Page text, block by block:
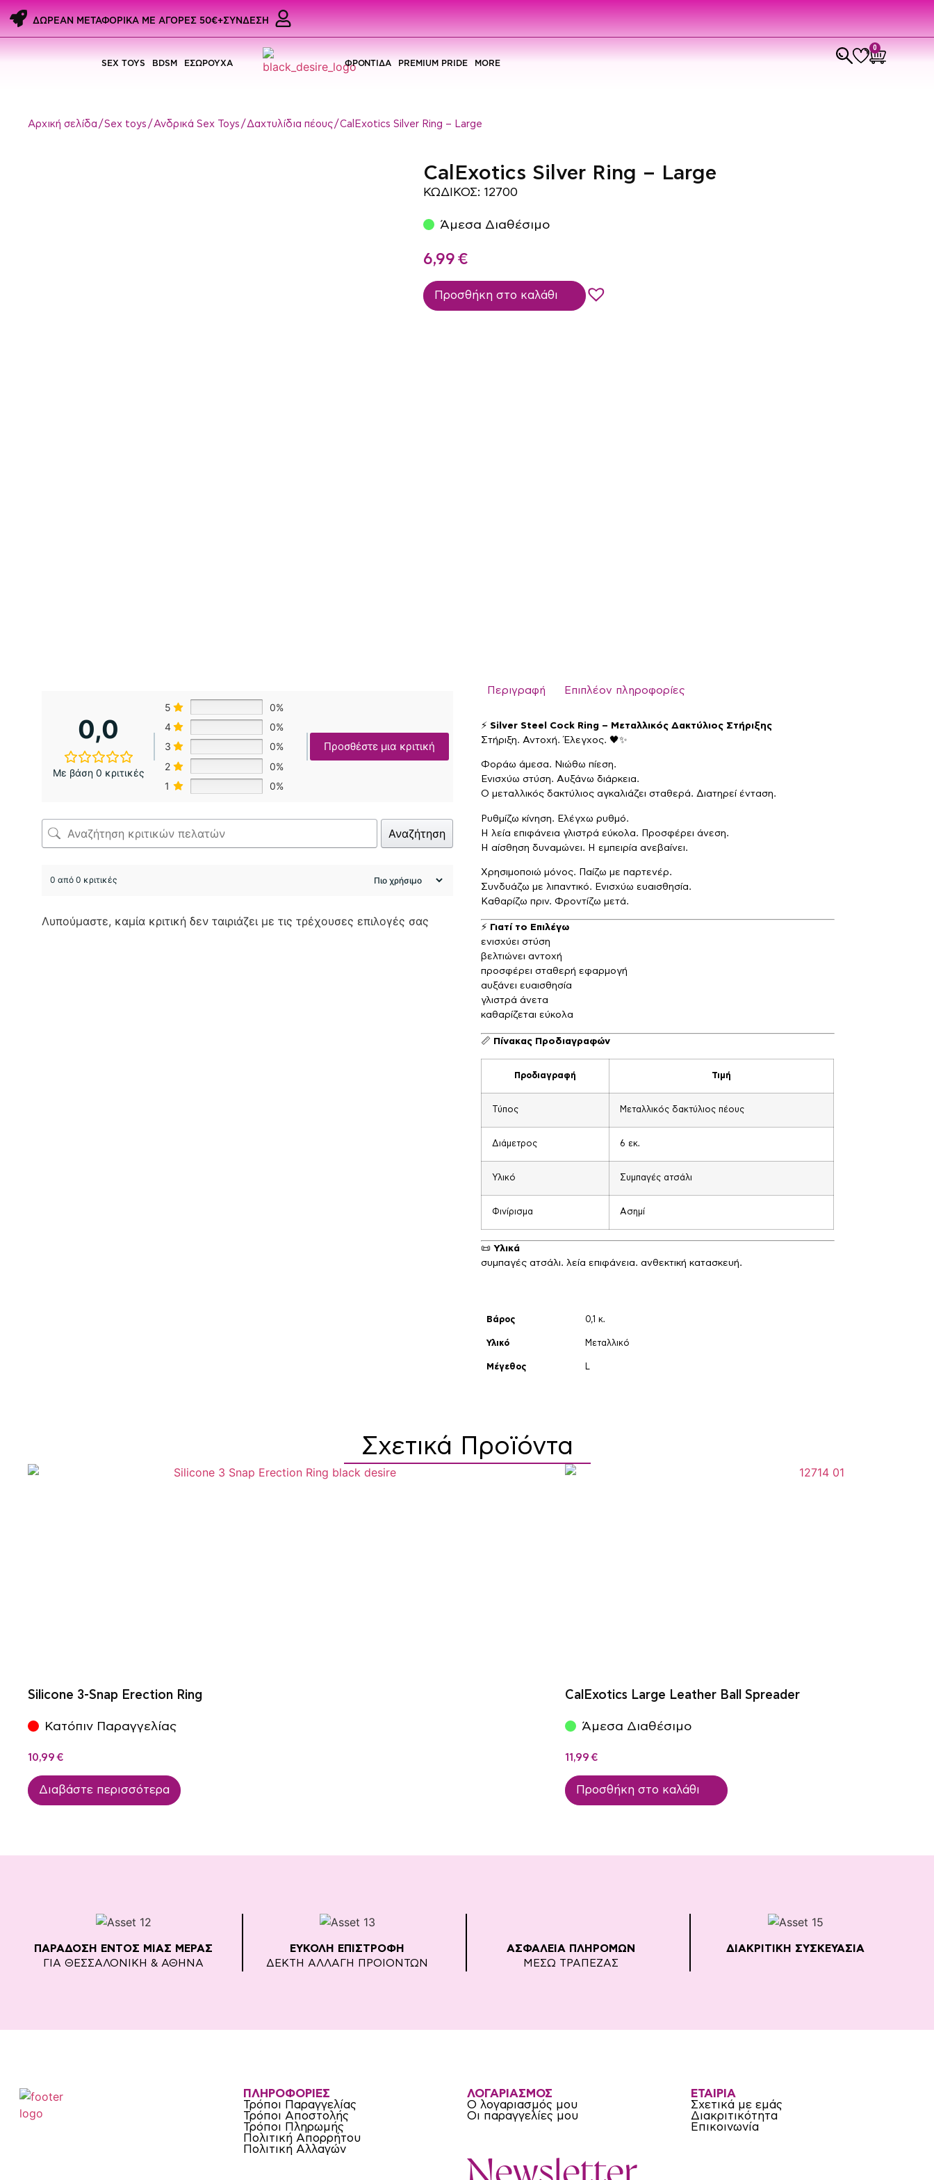
ΔΩΡΕΑΝ ΜΕΤΑΦΟΡΙΚΑ ME ΑΓΟΡΕΣ 50€+ΣΥΝΔΕΣΗ
SEX TOYS BDSM ΕΣΩΡΟΥΧΑ ΦΡΟΝΤΙΔΑ PREMIUM PRIDE MORE
0
Αρχική σελίδα /Sex toys /Ανδρικά Sex Toys /Δαχτυλίδια πέους/ CalExotics Silver Ring – Large
CalExotics Silver Ring – Large
ΚΩΔΙΚΟΣ: 12700
Άμεσα Διαθέσιμο
6,99 €
Προσθήκη στο καλάθι
0,0
Με βάση 0 κριτικές
5
0%
4
0%
3
0%
2
0%
1
0%
Προσθέστε μια κριτική
Αναζήτηση
0 από 0 κριτικές
Λυπούμαστε, καμία κριτική δεν ταιριάζει με τις τρέχουσες επιλογές σας
Περιγραφή Επιπλέον πληροφορίες
⚡ Silver Steel Cock Ring – Μεταλλικός Δακτύλιος Στήριξης
Στήριξη. Αντοχή. Έλεγχος. 🖤✨
Φοράω άμεσα. Νιώθω πίεση.
Ενισχύω στύση. Αυξάνω διάρκεια.
Ο μεταλλικός δακτύλιος αγκαλιάζει σταθερά. Διατηρεί ένταση.
Ρυθμίζω κίνηση. Ελέγχω ρυθμό.
Η λεία επιφάνεια γλιστρά εύκολα. Προσφέρει άνεση.
Η αίσθηση δυναμώνει. Η εμπειρία ανεβαίνει.
Χρησιμοποιώ μόνος. Παίζω με παρτενέρ.
Συνδυάζω με λιπαντικό. Ενισχύω ευαισθησία.
Καθαρίζω πριν. Φροντίζω μετά.
⚡ Γιατί το Επιλέγω
ενισχύει στύση
βελτιώνει αντοχή
προσφέρει σταθερή εφαρμογή
αυξάνει ευαισθησία
γλιστρά άνετα
καθαρίζεται εύκολα
📏 Πίνακας Προδιαγραφών
Προδιαγραφή Τιμή
Τύπος Μεταλλικός δακτύλιος πέους
Διάμετρος 6 εκ.
Υλικό Συμπαγές ατσάλι
Φινίρισμα Ασημί
📜 Υλικά
συμπαγές ατσάλι. λεία επιφάνεια. ανθεκτική κατασκευή.
Βάρος 0,1 κ.
Υλικό Μεταλλικό
Μέγεθος L
Σχετικά Προϊόντα
Silicone 3-Snap Erection Ring
Κατόπιν Παραγγελίας
10,99 €
Διαβάστε περισσότερα
CalExotics Large Leather Ball Spreader
Άμεσα Διαθέσιμο
11,99 €
Προσθήκη στο καλάθι
ΠΑΡΑΔΟΣΗ ΕΝΤΟΣ ΜΙΑΣ ΜΕΡΑΣ
ΓΙΑ ΘΕΣΣΑΛΟΝΙΚΗ & ΑΘΗΝΑ
ΕΥΚΟΛΗ ΕΠΙΣΤΡΟΦΗ
ΔΕΚΤΗ ΑΛΛΑΓΗ ΠΡΟΙΟΝΤΩΝ
ΑΣΦΑΛΕΙΑ ΠΛΗΡΟΜΩΝ
ΜΕΣΩ ΤΡΑΠΕΖΑΣ
ΔΙΑΚΡΙΤΙΚΗ ΣΥΣΚΕΥΑΣΙΑ
ΠΛΗΡΟΦΟΡΙΕΣ
Τρόποι Παραγγελίας
Τρόποι Αποστολής
Τρόποι Πληρωμής
Πολιτική Απορρήτου
Πολιτική Αλλαγών
ΛΟΓΑΡΙΑΣΜΟΣ
Ο λογαριασμός μου
Οι παραγγελίες μου
ΕΤΑΙΡΙΑ
Σχετικά με εμάς
Διακριτικότητα
Επικοινωνία